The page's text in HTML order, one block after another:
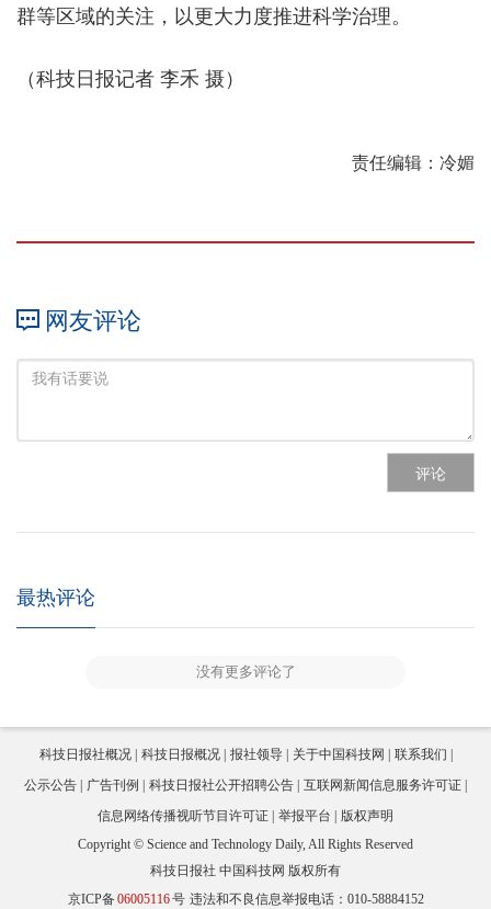
群等区域的关注，以更大力度推进科学治理。
（科技日报记者 李禾 摄）
责任编辑：冷媚
网友评论
评论
最热评论
没有更多评论了
科技日报社概况 科技日报概况 报社领导 关于中国科技网
联系我们
公示公告
广告刊例 科技日报社公开招聘公告
互联网新闻信息服务许可证
信息网络传播视听节目许可证
举报平台
版权声明
Copyright © Science and Technology Daily, All Rights Reserved
科技日报社 中国科技网 版权所有
京ICP备06005116号 违法和不良信息举报电话：010-58884152